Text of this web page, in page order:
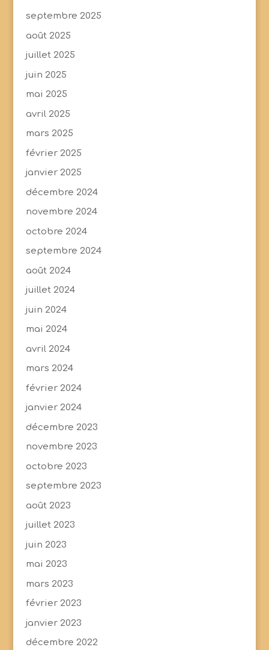
septembre 2025
août 2025
juillet 2025
juin 2025
mai 2025
avril 2025
mars 2025
février 2025
janvier 2025
décembre 2024
novembre 2024
octobre 2024
septembre 2024
août 2024
juillet 2024
juin 2024
mai 2024
avril 2024
mars 2024
février 2024
janvier 2024
décembre 2023
novembre 2023
octobre 2023
septembre 2023
août 2023
juillet 2023
juin 2023
mai 2023
mars 2023
février 2023
janvier 2023
décembre 2022